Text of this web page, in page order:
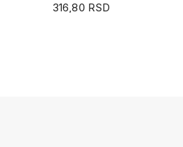
316,80 RSD